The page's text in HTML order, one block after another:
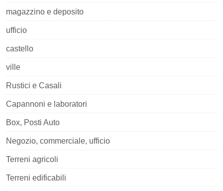
magazzino e deposito
ufficio
castello
ville
Rustici e Casali
Capannoni e laboratori
Box, Posti Auto
Negozio, commerciale, ufficio
Terreni agricoli
Terreni edificabili